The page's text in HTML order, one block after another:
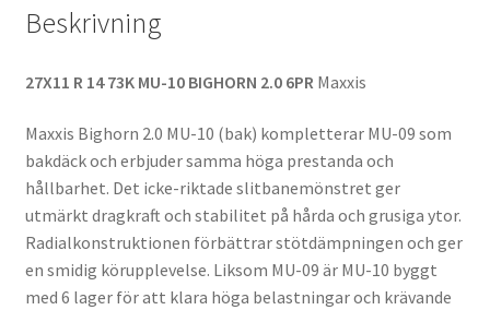
Beskrivning
27X11 R 14 73K MU-10 BIGHORN 2.0 6PR Maxxis
Maxxis Bighorn 2.0 MU-10 (bak) kompletterar MU-09 som
bakdäck och erbjuder samma höga prestanda och
hållbarhet. Det icke-riktade slitbanemönstret ger
utmärkt dragkraft och stabilitet på hårda och grusiga ytor.
Radialkonstruktionen förbättrar stötdämpningen och ger
en smidig körupplevelse. Liksom MU-09 är MU-10 byggt
med 6 lager för att klara höga belastningar och krävande